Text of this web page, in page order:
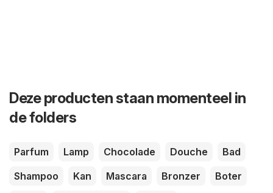
Deze producten staan momenteel in
de folders
Parfum Lamp Chocolade Douche
Bad
Shampoo
Kan Mascara Bronzer
Boter